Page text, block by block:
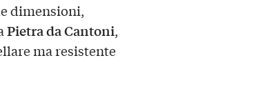
dimensioni,
Pietra da Cantoni,
ma resistente